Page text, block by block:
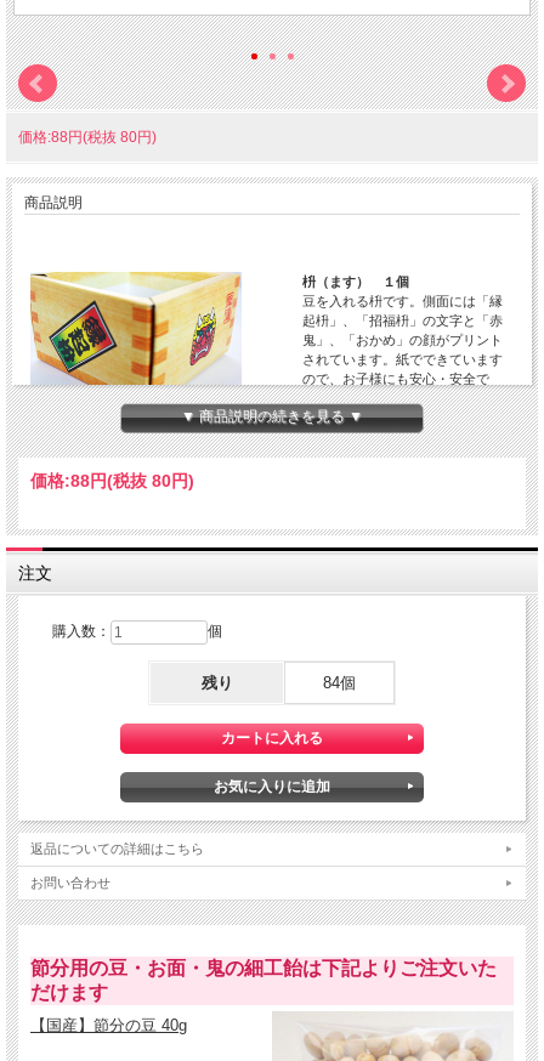
価格:88円(税抜 80円)
商品説明
枡（ます） １個
豆を入れる枡です。側面には「縁
起枡」、「招福枡」の文字と「赤
鬼」、「おかめ」の顔がプリント
されています。紙でできています
ので、お子様にも安心・安全で
す。
○枡（ます）のサイズ
底辺の一辺：約10cm
こんな方にオススメです
家族で豆まきを楽しみたい方
ご近所・お知り合いの方に節分のお菓子をプレゼントしたい方
ちょっと変わった節分グッズをお探しの方
イベントで大量に配る節分のマス（桝、升）を激安でお探しの方
ご注文はこちらから
▼ 商品説明の続きを見る ▼
価格:88円(税抜 80円)
注文
購入数： 個
残り 84個
返品についての詳細はこちら
お問い合わせ
節分用の豆・お面・鬼の細工飴は下記よりご注文いた
だけます
【国産】節分の豆 40g